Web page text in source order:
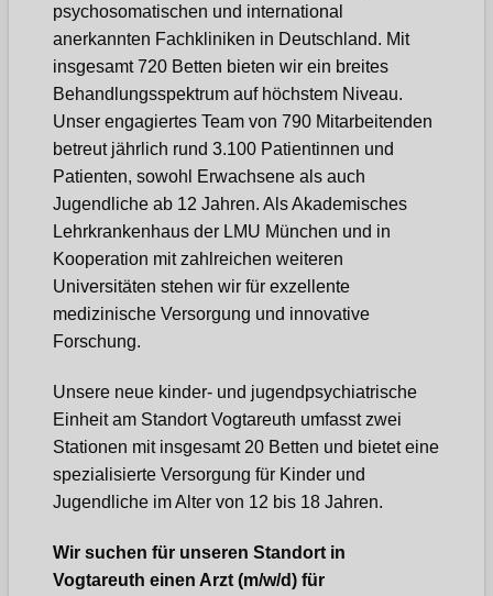
psychosomatischen und international
anerkannten Fachkliniken in Deutschland. Mit
insgesamt 720 Betten bieten wir ein breites
Behandlungsspektrum auf höchstem Niveau.
Unser engagiertes Team von 790 Mitarbeitenden
betreut jährlich rund 3.100 Patientinnen und
Patienten, sowohl Erwachsene als auch
Jugendliche ab 12 Jahren. Als Akademisches
Lehrkrankenhaus der LMU München und in
Kooperation mit zahlreichen weiteren
Universitäten stehen wir für exzellente
medizinische Versorgung und innovative
Forschung.
Unsere neue kinder- und jugendpsychiatrische
Einheit am Standort Vogtareuth umfasst zwei
Stationen mit insgesamt 20 Betten und bietet eine
spezialisierte Versorgung für Kinder und
Jugendliche im Alter von 12 bis 18 Jahren.
Wir suchen für unseren Standort in
Vogtareuth einen Arzt (m/w/d) für